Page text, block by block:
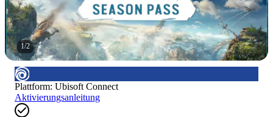
1/2
Plattform: Ubisoft Connect
Aktivierungsanleitung